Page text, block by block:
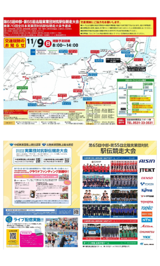
ライター/寄稿メディア
Core Surf Japan
Naoya Kimoto
mitsuteru Kamio
Yasunari Inoue
arukasvision
DELTA FORCE SURF
CBA Films
熊谷素子
メディア
SURFMEDIA
Colors MAGAZINE
波伝説アンバサダー/プロライダー
福島寿実子
嵯峨明日香
進士剛光
田原啓江
植村未来
NOBUFUKU
波伝説スタッフ
+☆maki☆+
Aichan
chan-U
ECE
G◎Da